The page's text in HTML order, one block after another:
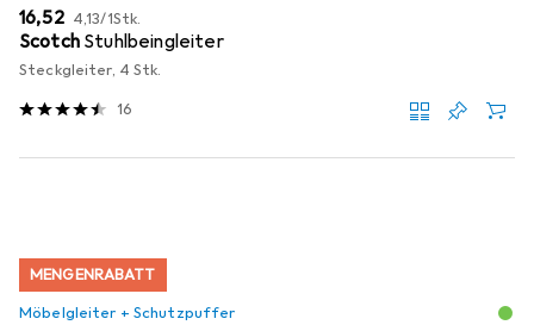
EUR
16,52 EUR
4,13/1Stk.
Scotch Stuhlbeingleiter
Steckgleiter, 4 Stk.
16
MENGENRABATT
Möbelgleiter + Schutzpuffer